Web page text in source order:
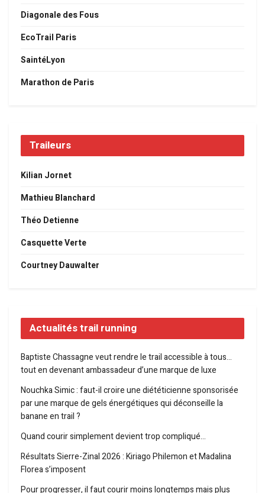
Diagonale des Fous
EcoTrail Paris
SaintéLyon
Marathon de Paris
Traileurs
Kilian Jornet
Mathieu Blanchard
Théo Detienne
Casquette Verte
Courtney Dauwalter
Actualités trail running
Baptiste Chassagne veut rendre le trail accessible à tous…
tout en devenant ambassadeur d’une marque de luxe
Nouchka Simic : faut-il croire une diététicienne sponsorisée
par une marque de gels énergétiques qui déconseille la
banane en trail ?
Quand courir simplement devient trop compliqué…
Résultats Sierre-Zinal 2026 : Kiriago Philemon et Madalina
Florea s’imposent
Pour progresser, il faut courir moins longtemps mais plus